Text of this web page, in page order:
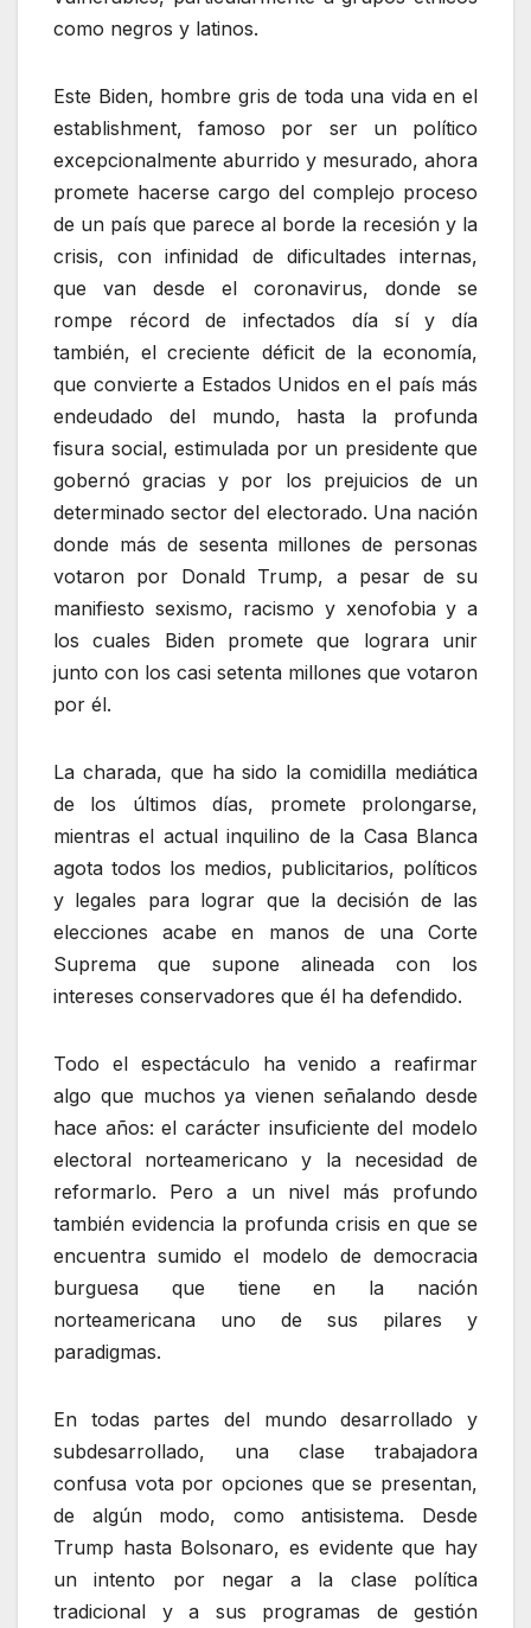
como negros y latinos.
Este Biden, hombre gris de toda una vida en el
establishment, famoso por ser un político
excepcionalmente aburrido y mesurado, ahora
promete hacerse cargo del complejo proceso
de un país que parece al borde la recesión y la
crisis, con infinidad de dificultades internas,
que van desde el coronavirus, donde se
rompe récord de infectados día sí y día
también, el creciente déficit de la economía,
que convierte a Estados Unidos en el país más
endeudado del mundo, hasta la profunda
fisura social, estimulada por un presidente que
gobernó gracias y por los prejuicios de un
determinado sector del electorado. Una nación
donde más de sesenta millones de personas
votaron por Donald Trump, a pesar de su
manifiesto sexismo, racismo y xenofobia y a
los cuales Biden promete que lograra unir
junto con los casi setenta millones que votaron
por él.
La charada, que ha sido la comidilla mediática
de los últimos días, promete prolongarse,
mientras el actual inquilino de la Casa Blanca
agota todos los medios, publicitarios, políticos
y legales para lograr que la decisión de las
elecciones acabe en manos de una Corte
Suprema que supone alineada con los
intereses conservadores que él ha defendido.
Todo el espectáculo ha venido a reafirmar
algo que muchos ya vienen señalando desde
hace años: el carácter insuficiente del modelo
electoral norteamericano y la necesidad de
reformarlo. Pero a un nivel más profundo
también evidencia la profunda crisis en que se
encuentra sumido el modelo de democracia
burguesa que tiene en la nación
norteamericana uno de sus pilares y
paradigmas.
En todas partes del mundo desarrollado y
subdesarrollado, una clase trabajadora
confusa vota por opciones que se presentan,
de algún modo, como antisistema. Desde
Trump hasta Bolsonaro, es evidente que hay
un intento por negar a la clase política
tradicional y a sus programas de gestión